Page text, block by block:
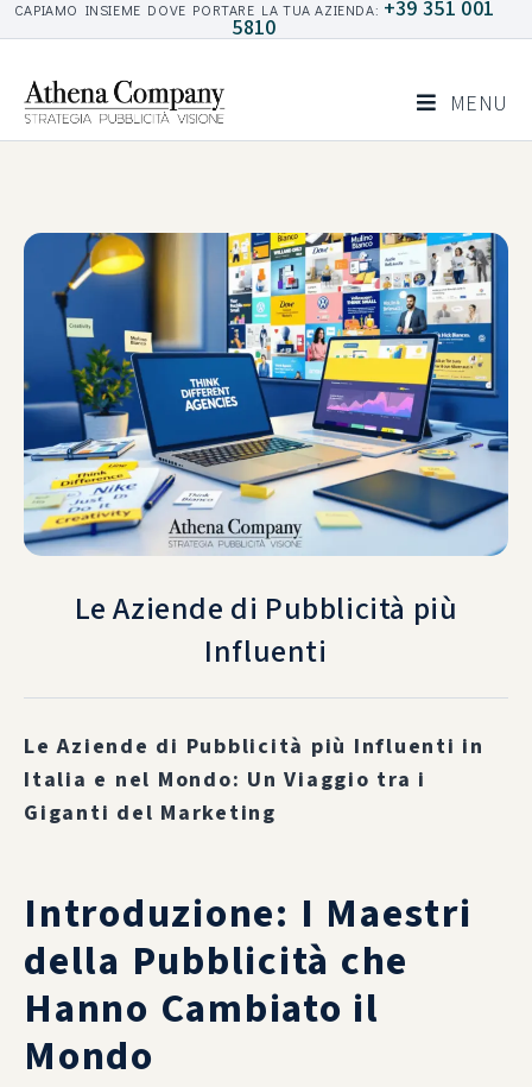
CAPIAMO INSIEME DOVE PORTARE LA TUA AZIENDA: +39 351 001
5810
MENU
Le Aziende di Pubblicità più
Influenti
Le Aziende di Pubblicità più Influenti in
Italia e nel Mondo: Un Viaggio tra i
Giganti del Marketing
Introduzione: I Maestri
della Pubblicità che
Hanno Cambiato il
Mondo